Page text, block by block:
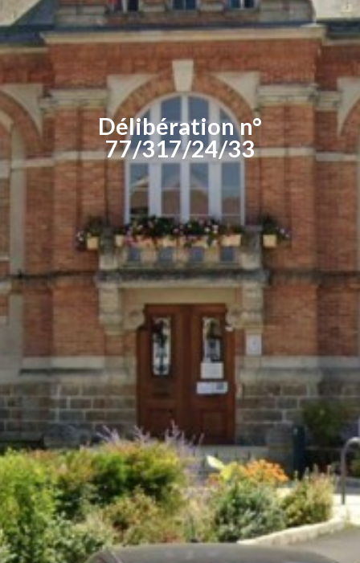
Délibération n°
77/317/24/33